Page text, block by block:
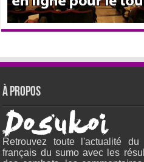
À propos
Retrouvez toute l'actualité
français du sumo avec les